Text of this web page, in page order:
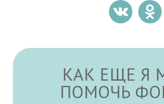
КАК ЕЩЕ Я
ПОМОЧЬ